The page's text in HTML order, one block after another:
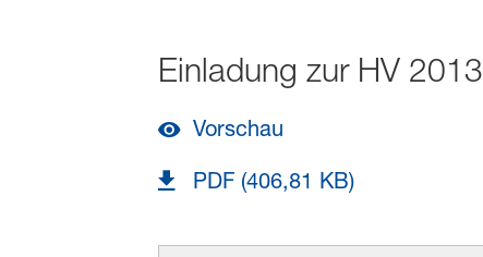
Einladung zur HV 2013
Vorschau
PDF (406,81 KB)